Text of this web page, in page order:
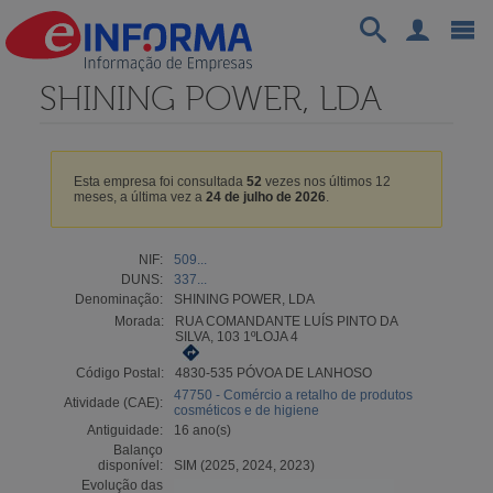
SHINING POWER, LDA
Esta empresa foi consultada 52 vezes nos últimos 12
meses, a última vez a 24 de julho de 2026.
NIF:
509...
DUNS:
337...
Denominação:
SHINING POWER, LDA
Morada:
RUA COMANDANTE LUÍS PINTO DA
SILVA, 103 1ºLOJA 4
Código Postal:
4830-535 PÓVOA DE LANHOSO
Atividade (CAE):
47750 - Comércio a retalho de produtos
cosméticos e de higiene
Antiguidade:
16 ano(s)
Balanço
disponível:
SIM (2025, 2024, 2023)
Evolução das